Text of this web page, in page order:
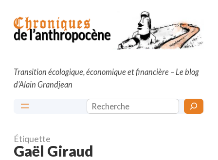
contenu
Transition écologique, économique et financière – Le blog
d’Alain Grandjean
Rechercher
Étiquette
Gaël Giraud